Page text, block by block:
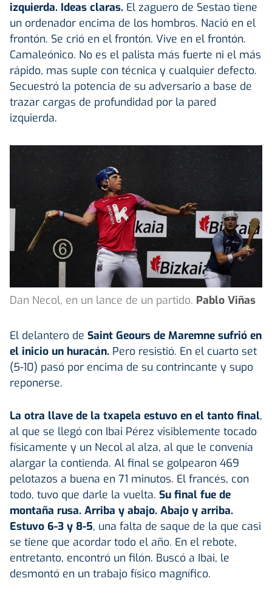
izquierda. Ideas claras. El zaguero de Sestao tiene
un ordenador encima de los hombros. Nació en el
frontón. Se crió en el frontón. Vive en el frontón.
Camaleónico. No es el palista más fuerte ni el más
rápido, mas suple con técnica y cualquier defecto.
Secuestró la potencia de su adversario a base de
trazar cargas de profundidad por la pared
izquierda.
Dan Necol, en un lance de un partido. Pablo Viñas
El delantero de Saint Geours de Maremne sufrió en
el inicio un huracán. Pero resistió. En el cuarto set
(5-10) pasó por encima de su contrincante y supo
reponerse.
La otra llave de la txapela estuvo en el tanto final,
al que se llegó con Ibai Pérez visiblemente tocado
físicamente y un Necol al alza, al que le convenía
alargar la contienda. Al final se golpearon 469
pelotazos a buena en 71 minutos. El francés, con
todo, tuvo que darle la vuelta. Su final fue de
montaña rusa. Arriba y abajo. Abajo y arriba.
Estuvo 6-3 y 8-5, una falta de saque de la que casi
se tiene que acordar todo el año. En el rebote,
entretanto, encontró un filón. Buscó a Ibai, le
desmontó en un trabajo físico magnífico.